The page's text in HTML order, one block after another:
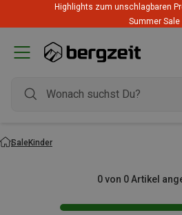
Highlights zum unschlagbaren
Summer Sale
SaleKinder
0 von 0 Artikel